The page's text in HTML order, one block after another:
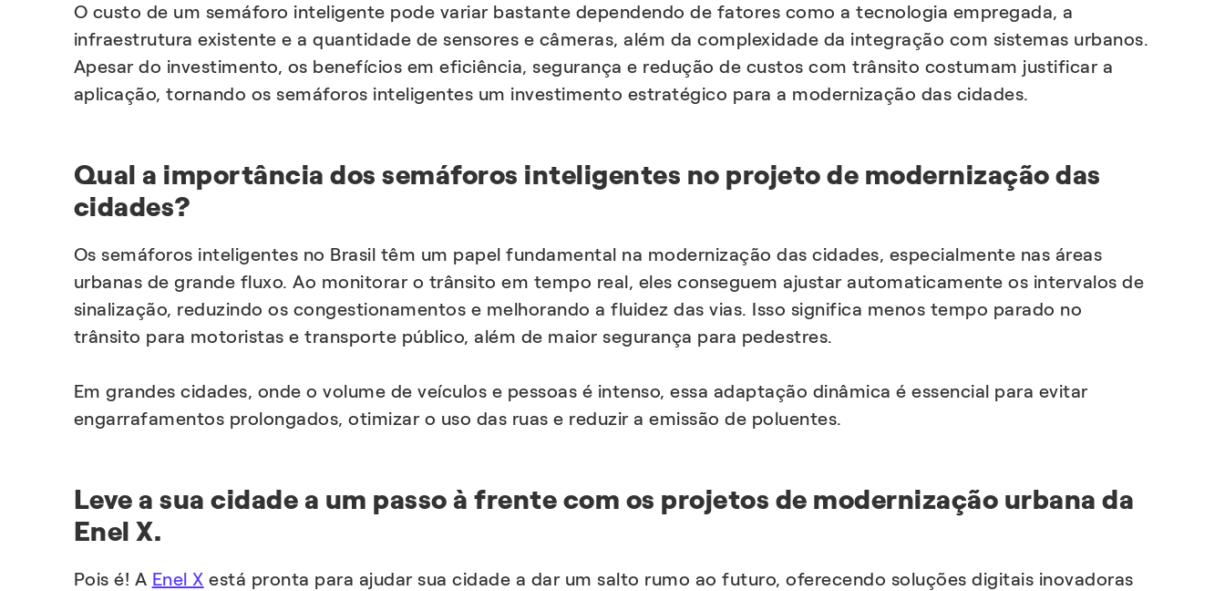
O custo de um semáforo inteligente pode variar bastante dependendo de fatores como a tecnologia empregada, a
infraestrutura existente e a quantidade de sensores e câmeras, além da complexidade da integração com sistemas urbanos.
Apesar do investimento, os benefícios em eficiência, segurança e redução de custos com trânsito costumam justificar a
aplicação, tornando os semáforos inteligentes um investimento estratégico para a modernização das cidades.
Qual a importância dos semáforos inteligentes no projeto de modernização das
cidades?
Os semáforos inteligentes no Brasil têm um papel fundamental na modernização das cidades, especialmente nas áreas
urbanas de grande fluxo. Ao monitorar o trânsito em tempo real, eles conseguem ajustar automaticamente os intervalos de
sinalização, reduzindo os congestionamentos e melhorando a fluidez das vias. Isso significa menos tempo parado no
trânsito para motoristas e transporte público, além de maior segurança para pedestres.
Em grandes cidades, onde o volume de veículos e pessoas é intenso, essa adaptação dinâmica é essencial para evitar
engarrafamentos prolongados, otimizar o uso das ruas e reduzir a emissão de poluentes.
Leve a sua cidade a um passo à frente com os projetos de modernização urbana da
Enel X.
Pois é! A Enel X está pronta para ajudar sua cidade a dar um salto rumo ao futuro, oferecendo soluções digitais inovadoras